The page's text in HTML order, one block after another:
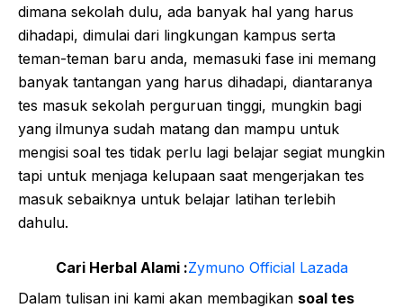
dimana sekolah dulu, ada banyak hal yang harus
dihadapi, dimulai dari lingkungan kampus serta
teman-teman baru anda, memasuki fase ini memang
banyak tantangan yang harus dihadapi, diantaranya
tes masuk sekolah perguruan tinggi, mungkin bagi
yang ilmunya sudah matang dan mampu untuk
mengisi soal tes tidak perlu lagi belajar segiat mungkin
tapi untuk menjaga kelupaan saat mengerjakan tes
masuk sebaiknya untuk belajar latihan terlebih
dahulu.
Cari Herbal Alami :Zymuno Official Lazada
Dalam tulisan ini kami akan membagikan soal tes